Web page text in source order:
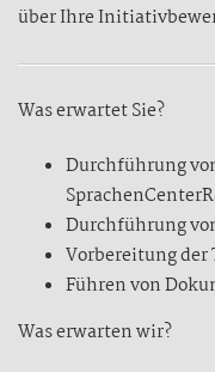
über Ihre
Was erwartet Sie?
Durchführung
Durchführung
Vorbereitung
Führen von
Was erwarten wir?